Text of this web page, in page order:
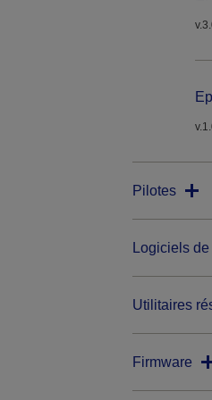
Pilotes
Logiciels
Utilitaires
Firmware